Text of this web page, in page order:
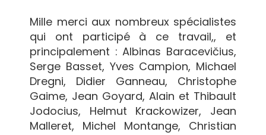
Mille merci aux nombreux spécialistes
qui ont participé à ce travail,, et
principalement : Albinas Baracevičius,
Serge Basset, Yves Campion, Michael
Dregni, Didier Ganneau, Christophe
Gaime, Jean Goyard, Alain et Thibault
Jodocius, Helmut Krackowizer, Jean
Malleret, Michel Montange, Christian